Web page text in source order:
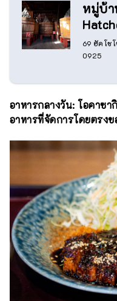
หมู่บ้า
69 ฮัคโช
0925
อาหารกลางวัน: โอคาซา
อาหารที่จัดการโดยตรงข